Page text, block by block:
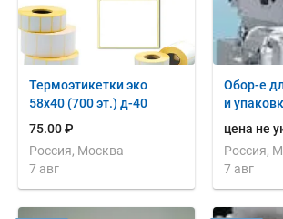
Термоэтикетки эко
58х40 (700 эт.) д-40
75.00 ₽
Россия, Москва
7 авг
Обор-е
и
цена не
Россия,
7 авг